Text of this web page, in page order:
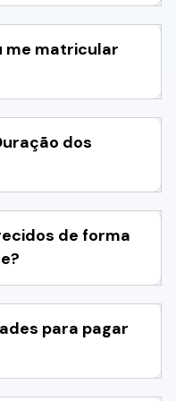
me matricular
dos
de forma
para pagar